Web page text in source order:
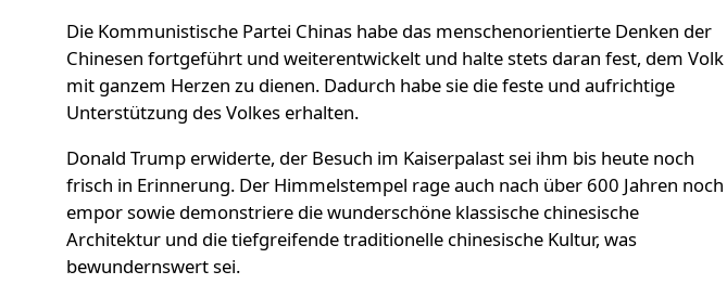
Die Kommunistische Partei Chinas habe das menschenorientierte Denken der
Chinesen fortgeführt und weiterentwickelt und halte stets daran fest, dem Volk
mit ganzem Herzen zu dienen. Dadurch habe sie die feste und aufrichtige
Unterstützung des Volkes erhalten.
Donald Trump erwiderte, der Besuch im Kaiserpalast sei ihm bis heute noch
frisch in Erinnerung. Der Himmelstempel rage auch nach über 600 Jahren noch
empor sowie demonstriere die wunderschöne klassische chinesische
Architektur und die tiefgreifende traditionelle chinesische Kultur, was
bewundernswert sei.